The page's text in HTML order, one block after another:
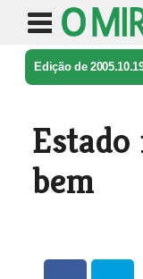
Edição de
Estado
bem